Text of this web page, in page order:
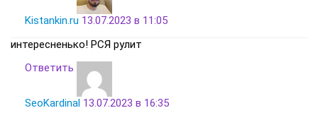
Kistankin.ru 13.07.2023 в 11:05
интересненько! РСЯ рулит
Ответить
SeoKardinal 13.07.2023 в 16:35